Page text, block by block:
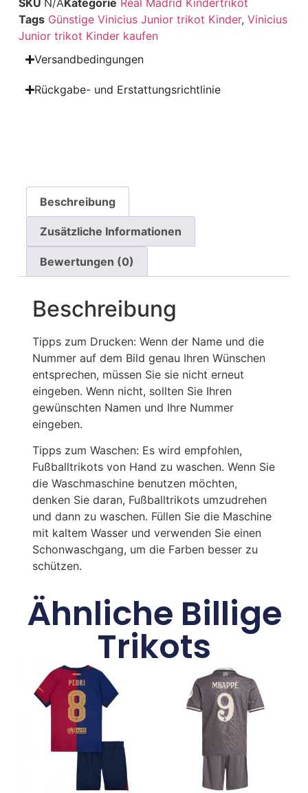
SKU N/AKategorie Real Madrid Kindertrikot
Tags Günstige Vinicius Junior trikot Kinder, Vinicius
Junior trikot Kinder kaufen
Versandbedingungen
Rückgabe- und Erstattungsrichtlinie
Beschreibung
Zusätzliche Informationen
Bewertungen (0)
Beschreibung
Tipps zum Drucken: Wenn der Name und die
Nummer auf dem Bild genau Ihren Wünschen
entsprechen, müssen Sie sie nicht erneut
eingeben. Wenn nicht, sollten Sie Ihren
gewünschten Namen und Ihre Nummer
eingeben.
Tipps zum Waschen: Es wird empfohlen,
Fußballtrikots von Hand zu waschen. Wenn Sie
die Waschmaschine benutzen möchten,
denken Sie daran, Fußballtrikots umzudrehen
und dann zu waschen. Füllen Sie die Maschine
mit kaltem Wasser und verwenden Sie einen
Schonwaschgang, um die Farben besser zu
schützen.
Ähnliche Billige
Trikots